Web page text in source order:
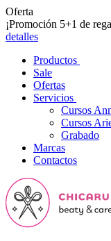
Oferta
¡Promoción 5+1 de
detalles
Productos
Sale
Ofertas
Servicios
Cursos
Cursos
Grabado
Marcas
Contactos